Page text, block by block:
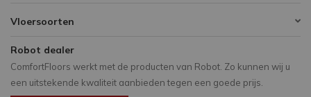
Vloersoorten
Robot dealer
ComfortFloors werkt met de producten van Robot. Zo kunnen wij u
een uitstekende kwaliteit aanbieden tegen een goede prijs.